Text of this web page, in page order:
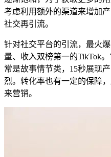
考虑利用额外的渠道来增加
社交再引流。
针对社交平台的引流，最火
量、收入双榜第一的TikTok
常是故事情节类，15秒展现
烈。转化率也有一定的保障
来营销。